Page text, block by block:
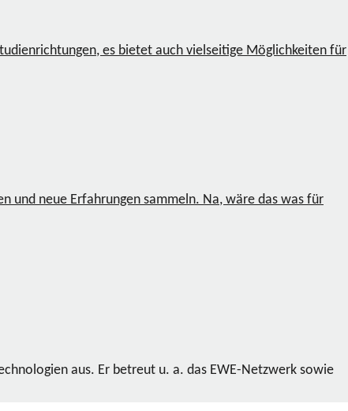
es bietet auch vielseitige Möglichkeiten für
und neue Erfahrungen sammeln. Na, wäre das was für
aus. Er betreut u. a. das EWE-Netzwerk sowie